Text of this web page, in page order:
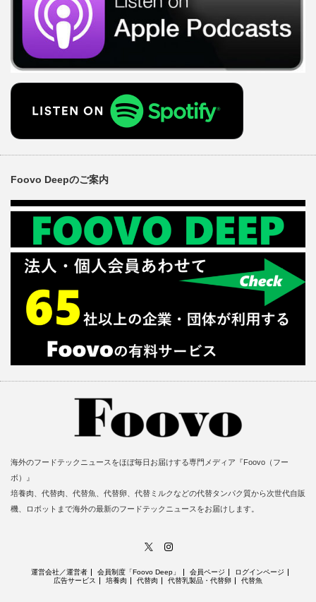
Foovo Deepのご案内
海外のフードテックニュースをほぼ毎日お届けする専門メディア『Foovo（フー
ボ）』
培養肉、代替肉、代替魚、代替卵、代替ミルクなどの代替タンパク質から次世代自販
機、ロボットまで海外の最新のフードテックニュースをお届けします。
運営会社／運営者 会員制度「Foovo Deep」 会員ページ
ログインページ
広告サービス
培養肉 代替肉 代替乳製品・代替卵 代替魚